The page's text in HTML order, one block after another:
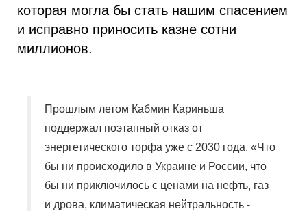
которая могла бы стать нашим спасением
и исправно приносить казне сотни
миллионов.
Прошлым летом Кабмин Кариньша
поддержал поэтапный отказ от
энергетического торфа уже с 2030 года. «Что
бы ни происходило в Украине и России, что
бы ни приключилось с ценами на нефть, газ
и дрова, климатическая нейтральность -